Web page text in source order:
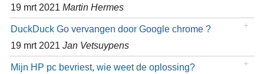
19 mrt 2021 Martin Hermes
DuckDuck Go vervangen door Google chrome ?
19 mrt 2021 Jan Vetsuypens
Mijn HP pc bevriest, wie weet de oplossing?